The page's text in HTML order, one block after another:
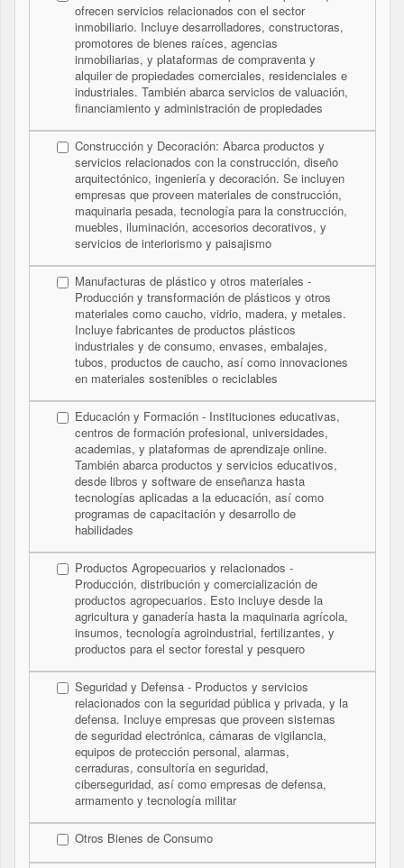
ofrecen servicios relacionados con el sector
inmobiliario. Incluye desarrolladores, constructoras,
promotores de bienes raíces, agencias
inmobiliarias, y plataformas de compraventa y
alquiler de propiedades comerciales, residenciales e
industriales. También abarca servicios de valuación,
financiamiento y administración de propiedades
Construcción y Decoración: Abarca productos y
servicios relacionados con la construcción, diseño
arquitectónico, ingeniería y decoración. Se incluyen
empresas que proveen materiales de construcción,
maquinaria pesada, tecnología para la construcción,
muebles, iluminación, accesorios decorativos, y
servicios de interiorismo y paisajismo
Manufacturas de plástico y otros materiales -
Producción y transformación de plásticos y otros
materiales como caucho, vidrio, madera, y metales.
Incluye fabricantes de productos plásticos
industriales y de consumo, envases, embalajes,
tubos, productos de caucho, así como innovaciones
en materiales sostenibles o reciclables
Educación y Formación - Instituciones educativas,
centros de formación profesional, universidades,
academias, y plataformas de aprendizaje online.
También abarca productos y servicios educativos,
desde libros y software de enseñanza hasta
tecnologías aplicadas a la educación, así como
programas de capacitación y desarrollo de
habilidades
Productos Agropecuarios y relacionados -
Producción, distribución y comercialización de
productos agropecuarios. Esto incluye desde la
agricultura y ganadería hasta la maquinaria agrícola,
insumos, tecnología agroindustrial, fertilizantes, y
productos para el sector forestal y pesquero
Seguridad y Defensa - Productos y servicios
relacionados con la seguridad pública y privada, y la
defensa. Incluye empresas que proveen sistemas
de seguridad electrónica, cámaras de vigilancia,
equipos de protección personal, alarmas,
cerraduras, consultoría en seguridad,
ciberseguridad, así como empresas de defensa,
armamento y tecnología militar
Otros Bienes de Consumo